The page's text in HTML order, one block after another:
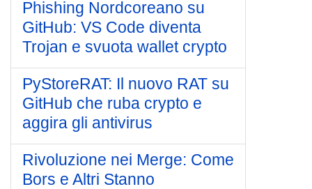
Phishing Nordcoreano su
GitHub: VS Code diventa
Trojan e svuota wallet crypto
PyStoreRAT: Il nuovo RAT su
GitHub che ruba crypto e
aggira gli antivirus
Rivoluzione nei Merge: Come
Bors e Altri Stanno